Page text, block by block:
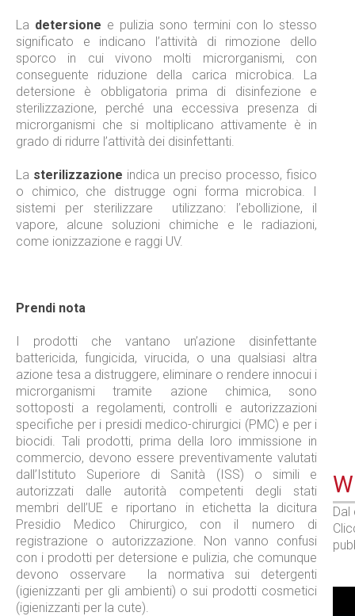
La detersione e pulizia sono termini con lo stesso
significato e indicano l’attività di rimozione dello
sporco in cui vivono molti microrganismi, con
conseguente riduzione della carica microbica. La
detersione è obbligatoria prima di disinfezione e
sterilizzazione, perché una eccessiva presenza di
microrganismi che si moltiplicano attivamente è in
grado di ridurre l’attività dei disinfettanti.
La sterilizzazione indica un preciso processo, fisico
o chimico, che distrugge ogni forma microbica. I
sistemi per sterilizzare utilizzano: l’ebollizione, il
vapore, alcune soluzioni chimiche e le radiazioni,
come ionizzazione e raggi UV.
Prendi nota
I prodotti che vantano un’azione disinfettante
battericida, fungicida, virucida, o una qualsiasi altra
azione tesa a distruggere, eliminare o rendere innocui i
microrganismi tramite azione chimica, sono
sottoposti a regolamenti, controlli e autorizzazioni
specifiche per i presidi medico-chirurgici (PMC) e per i
biocidi. Tali prodotti, prima della loro immissione in
commercio, devono essere preventivamente valutati
dall’Istituto Superiore di Sanità (ISS) o simili e
autorizzati dalle autorità competenti degli stati
membri dell’UE e riportano in etichetta la dicitura
Presidio Medico Chirurgico, con il numero di
registrazione o autorizzazione. Non vanno confusi
con i prodotti per detersione e pulizia, che comunque
devono osservare la normativa sui detergenti
(igienizzanti per gli ambienti) o sui prodotti cosmetici
(igienizzanti per la cute).